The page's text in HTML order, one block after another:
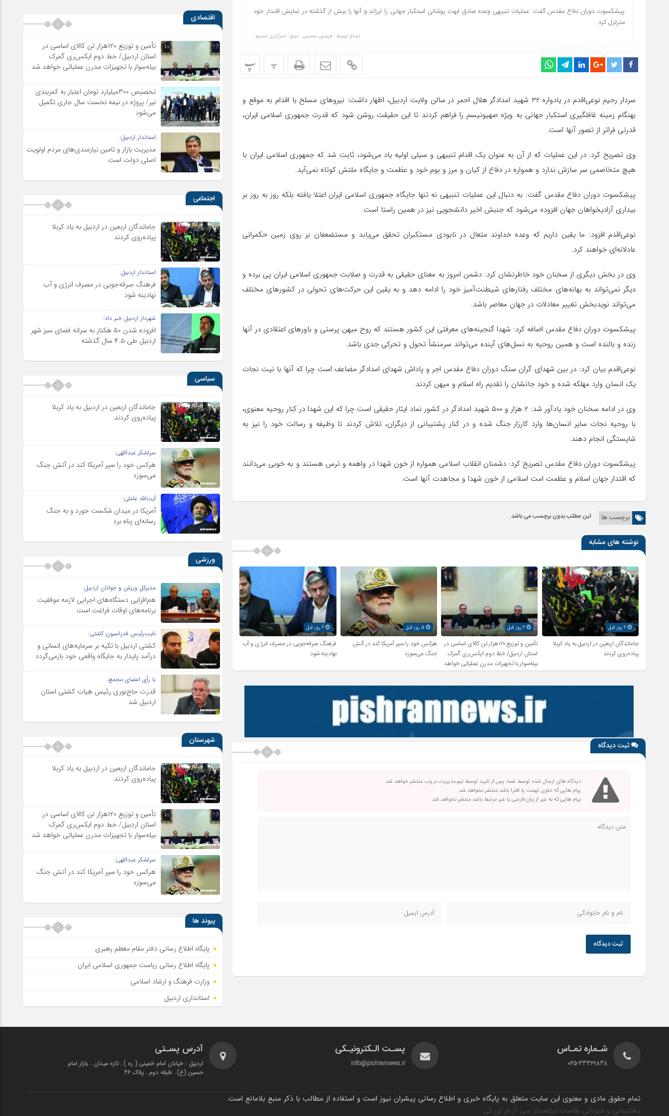
پیشکسوت دوران دفاع مقدس گفت: عملیات تنبیهی وعده صادق ابهت پوشالی استکبار جهانی را لرزاند و آنها را بیش از گذشته در نمایش اقتدار خود
متزلزل کرد.
ارسال توسط : فریدون حسینی منبع : خبرگزاری تسنیم
پ پ
سردار رحیم نوعی‌اقدم در یادواره ۳۲ شهید امدادگر هلال احمر در سالن ولایت اردبیل، اظهار داشت: نیروهای مسلح با اقدام به موقع و
بهنگام زمینه غافلگیری استکبار جهانی به ویژه صهیونیسم را فراهم کردند تا این حقیقت روشن شود که قدرت جمهوری اسلامی ایران،
قدرتی فراتر از تصور آنها است.
وی تصریح کرد: در این عملیات که از آن به عنوان یک اقدام تنبیهی و سیلی اولیه یاد می‌شود، ثابت شد که جمهوری اسلامی ایران با
هیچ متخاصمی سر سازش ندارد و همواره در دفاع از کیان و مرز و بوم خود و عظمت و جایگاه ملتش کوتاه نمی‌آید.
پیشکسوت دوران دفاع مقدس گفت: به دنبال این عملیات تنبیهی نه تنها جایگاه جمهوری اسلامی ایران اعتلا یافته بلکه روز به روز بر
بیداری آزادیخواهان جهان افزوده می‌شود که جنبش اخیر دانشجویی نیز در همین راستا است.
نوعی‌‌اقدم افزود: ما یقین داریم که وعده خداوند متعال در نابودی مستکبران تحقق می‌یابد و مستضعفان بر روی زمین حکمرانی
عادلانه‌ای خواهند کرد.
وی در بخش دیگری از سخنان خود خاطرنشان کرد: دشمن امروز به معنای حقیقی به قدرت و صلابت جمهوری اسلامی ایران پی برده و
دیگر نمی‌تواند به بهانه‌های مختلف رفتارهای شیطنت‌آمیز خود را ادامه دهد و به یقین این حرکت‌های تحولی در کشورهای مختلف
می‌تواند نویدبخش تغییر معادلات در جهان معاصر باشد.
پیشکسوت دوران دفاع مقدس اضافه کرد: شهدا گنجینه‌های معرفتی این کشور هستند که روح میهن پرستی و باورهای اعتقادی در آنها
زنده و بالنده است و همین روحیه به نسل‌های آینده می‌تواند سرمنشأ تحول و تحرکی جدی باشد.
نوعی‌اقدم بیان کرد: در بین شهدای گران سنگ دوران دفاع مقدس اجر و پاداش شهدای امدادگر مضاعف است چرا که آنها با نیت نجات
یک انسان وارد مهلکه شده و خود جانشان را تقدیم راه اسلام و میهن کردند.
وی در ادامه سخنان خود یادآور شد: ۲ هزار و ۵۰۰ شهید امدادگر در کشور نماد ایثار حقیقی است چرا که این شهدا در کنار روحیه معنوی،
با روحیه نجات سایر انسان‌ها وارد کارزار جنگ شده و در کنار پشتیبانی از دیگران، تلاش کردند تا وظیفه و رسالت خود را نیز به
شایستگی انجام دهند.
پیشکسوت دوران دفاع مقدس تصریح کرد: دشمنان انقلاب اسلامی همواره از خون شهدا در واهمه و ترس هستند و به خوبی می‌دانند
که اقتدار جهان اسلام و عظمت امت اسلامی از خون شهدا و مجاهدت آنها است.
برچسب ها این مطلب بدون برچسب می باشد.
نوشته های مشابه
2 روز قبل
جاماندگان اربعین در اردبیل به یاد کربلا
پیاده‌روی کردند
2 روز قبل
تأمین و توزیع ۱۲۰هزار تن کالای اساسی در
استان اردبیل/ خط دوم ایکس‌ری گمرک
بیله‌سوار با تجهیزات مدرن عملیاتی خواهد
شد
هرکس خود را سپر آمریکا کند در آتش
جنگ می‌سوزد
6 روز قبل
فرهنگ صرفه‌جویی در مصرف انرژی و آب
نهادینه شود
ثبت دیدگاه
دیدگاه های ارسال شده توسط شما، پس از تایید توسط تیم مدیریت در وب منتشر خواهد شد.
پیام هایی که حاوی تهمت یا افترا باشد منتشر نخواهد شد.
پیام هایی که به غیر از زبان فارسی یا غیر مرتبط باشد منتشر نخواهد شد.
ثبت دیدگاه
اقتصادی
تأمین و توزیع ۱۲۰هزار تن کالای اساسی در
استان اردبیل/ خط دوم ایکس‌ری گمرک
بیله‌سوار با تجهیزات مدرن عملیاتی خواهد شد
تخصیص ۳۰۰میلیارد تومان اعتبار به کمربندی
نیر/ پروژه در نیمه نخست سال جاری تکمیل
می‌شود
استاندار اردبیل:
مدیریت بازار و تامین نیازمندی‌های مردم اولویت‌
اصلی دولت است
اجتماعی
جاماندگان اربعین در اردبیل به یاد کربلا
پیاده‌روی کردند
استاندار اردبیل:
فرهنگ صرفه‌جویی در مصرف انرژی و آب
نهادینه شود
شهردار اردبیل خبر داد:
افزوده شدن ۵۰ هکتار به سرانه فضای سبز شهر
اردبیل طی ۴.۵ سال گذشته
سیاسی
جاماندگان اربعین در اردبیل به یاد کربلا
پیاده‌روی کردند
سرلشکر عبداللهی:
هرکس خود را سپر آمریکا کند در آتش جنگ
می‌سوزد
آیت‌الله عاملی:
آمریکا در میدان شکست خورد و به جنگ
رسانه‌ای پناه برد
ورزشی
مدیرکل ورزش و جوانان اردبیل:
هم‌افزایی دستگاه‌های اجرایی لازمه موفقیت
برنامه‌های اوقات فراغت است
نایب‌رئیس فدراسیون کشتی:
کشتی اردبیل با تکیه بر سرمایه‌های انسانی و
درآمد پایدار به جایگاه واقعی خود بازمی‌گردد
با رأی اعضای مجمع،
قدرت حاج‌نوری رئیس هیات کشتی استان
اردبیل شد
شهرستان
جاماندگان اربعین در اردبیل به یاد کربلا
پیاده‌روی کردند
تأمین و توزیع ۱۲۰هزار تن کالای اساسی در
استان اردبیل/ خط دوم ایکس‌ری گمرک
بیله‌سوار با تجهیزات مدرن عملیاتی خواهد شد
سرلشکر عبداللهی:
هرکس خود را سپر آمریکا کند در آتش جنگ
می‌سوزد
پیوند ها
پایگاه اطلاع رسانی دفتر مقام معظم رهبری
پایگاه اطلاع‌ رسانی ریاست‌ جمهوری اسلامی ایران
وزارت فرهنگ و ارشاد اسلامی
استانداری اردبیل
شـماره تمـاس
045-33369838
پسـت الـکترونیـکی
info@pishrannews.ir
آدرس پسـتی
اردبیل : خیابان امام خمینی ( ره ) . تازه میدان . بازار امام
حسین (ع) . طبقه دوم . پلاک 46
تمام حقوق مادی و معنوی این سایت متعلق به پایگاه خبری و اطلاع رسانی پیشران نیوز است و استفاده از مطالب با ذکر منبع بلامانع است.
پشتیبانی و میزبانی هاست دیتاسنتر سی آر ام ای تی